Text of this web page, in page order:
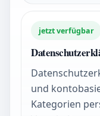
jetzt verfügbar
und
Kategorien